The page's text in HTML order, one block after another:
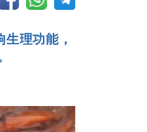
理功能，